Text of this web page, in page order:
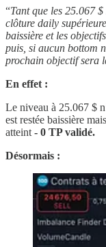
“Tant que les 25.067 $
clôture daily
baissière et les
puis, si aucun bottom
prochain objectif sera
En effet :
Le niveau à 25.067 $
est restée baissière
atteint - 0 TP validé.
Désormais :